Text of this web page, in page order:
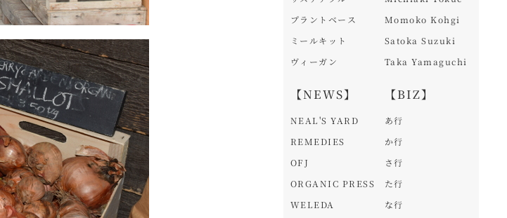
プラントベース
ミールキット
ヴィーガン
【NEWS】
NEAL'S YARD
REMEDIES
OFJ
ORGANIC PRESS
WELEDA
Momoko Kohgi
Satoka Suzuki
Taka Yamaguchi
【BIZ】
あ行
か行
さ行
た行
な行